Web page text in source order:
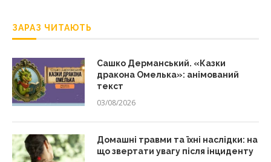
ЗАРАЗ ЧИТАЮТЬ
Сашко Дерманський. «Казки
дракона Омелька»: анімований
текст
03/08/2026
Домашні травми та їхні наслідки: на
що звертати увагу після інциденту